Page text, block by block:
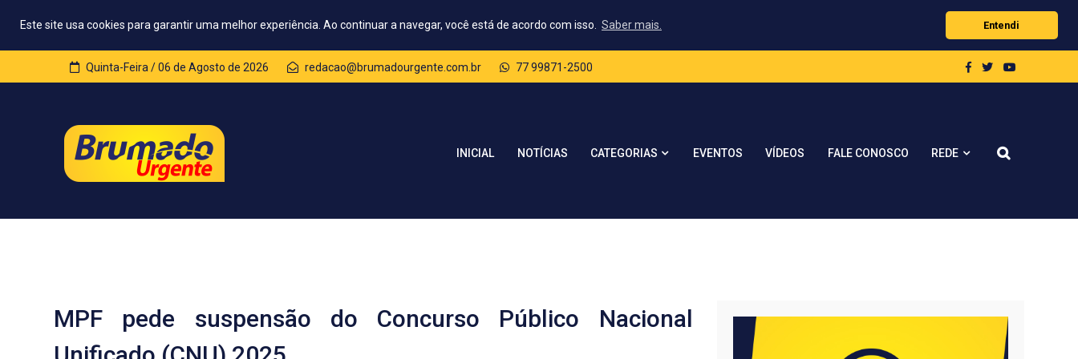
Este site usa cookies para garantir uma melhor experiência. Ao continuar a navegar, você está de acordo com isso. Saber mais. Entendi
Quinta-Feira / 06 de Agosto de 2026 redacao@brumadourgente.com.br 77 99871-2500
INICIAL NOTÍCIAS CATEGORIAS EVENTOS VÍDEOS FALE CONOSCO REDE
MPF pede suspensão do Concurso Público Nacional